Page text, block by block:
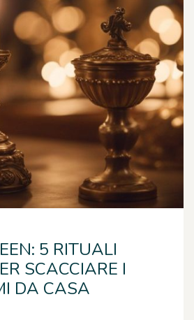
5 RITUALI
SCACCIARE I
DA CASA